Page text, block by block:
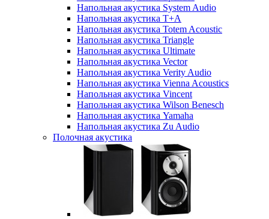
Напольная акустика System Audio
Напольная акустика T+A
Напольная акустика Totem Acoustic
Напольная акустика Triangle
Напольная акустика Ultimate
Напольная акустика Vector
Напольная акустика Verity Audio
Напольная акустика Vienna Acoustics
Напольная акустика Vincent
Напольная акустика Wilson Benesch
Напольная акустика Yamaha
Напольная акустика Zu Audio
Полочная акустика